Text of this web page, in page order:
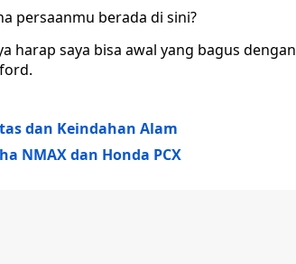
persaanmu berada di sini?
harap saya bisa awal yang bagus dengan
dan Keindahan Alam
NMAX dan Honda PCX